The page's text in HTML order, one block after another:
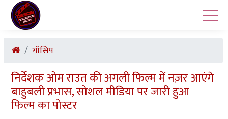
गॉसिप
निर्देशक ओम राउत की अगली फिल्म में नज़र आएंगे
बाहुबली प्रभास, सोशल मीडिया पर जारी हुआ
फिल्म का पोस्टर